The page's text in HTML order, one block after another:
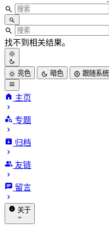
找不到相关结果。
亮色 暗色 跟随系统
主页
专题
归档
友链
留言
关于
CPUlimit 有效
CPU 过载
发布于 2018-09-21
· 阅读时长